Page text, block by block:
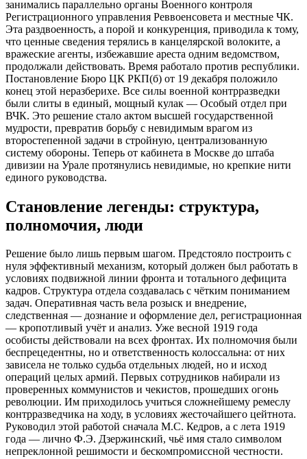
занимались параллельно органы Военного контроля
Регистрационного управления Реввоенсовета и местные ЧК.
Эта раздвоенность, а порой и конкуренция, приводила к тому,
что ценные сведения терялись в канцелярской волоките, а
вражеские агенты, избежавшие ареста одним ведомством,
продолжали действовать. Время работало против республики.
Постановление Бюро ЦК РКП(б) от 19 декабря положило
конец этой неразберихе. Все силы военной контрразведки
были слиты в единый, мощный кулак — Особый отдел при
ВЧК. Это решение стало актом высшей государственной
мудрости, превратив борьбу с невидимым врагом из
второстепенной задачи в стройную, централизованную
систему обороны. Теперь от кабинета в Москве до штаба
дивизии на Урале протянулись невидимые, но крепкие нити
единого руководства.
Становление легенды: структура,
полномочия, люди
Решение было лишь первым шагом. Предстояло построить с
нуля эффективный механизм, который должен был работать в
условиях подвижной линии фронта и тотального дефицита
кадров. Структура отдела создавалась с чётким пониманием
задач. Оперативная часть вела розыск и внедрение,
следственная — дознание и оформление дел, регистрационная
— кропотливый учёт и анализ. Уже весной 1919 года
особисты действовали на всех фронтах. Их полномочия были
беспрецедентны, но и ответственность колоссальна: от них
зависела не только судьба отдельных людей, но и исход
операций целых армий. Первых сотрудников набирали из
проверенных коммунистов и чекистов, прошедших огонь
революции. Им приходилось учиться сложнейшему ремеслу
контрразведчика на ходу, в условиях жесточайшего цейтнота.
Руководил этой работой сначала М.С. Кедров, а с лета 1919
года — лично Ф.Э. Дзержинский, чьё имя стало символом
непреклонной решимости и бескомпромиссной честности.